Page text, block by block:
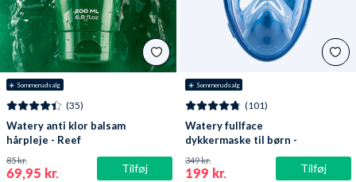
☀️ Sommerudsalg
Tilføj
(35)
Watery anti klor balsam
hårpleje - Reef
69,95 kr.
85 kr.
☀️ Sommerudsalg
Tilføj
(101)
Watery fullface
dykkermaske til børn -
Oxygen - Atlantic Blue
199 kr.
349 kr.